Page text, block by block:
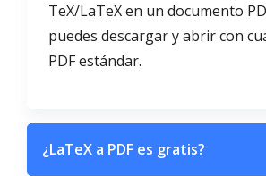
TeX/LaTeX en un documento
puedes descargar y abrir con
PDF estándar.
¿LaTeX a PDF es gratis?